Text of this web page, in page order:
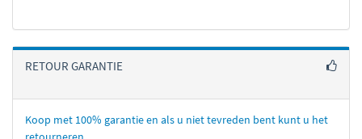
RETOUR GARANTIE
Koop met 100% garantie en als u niet tevreden bent kunt u het